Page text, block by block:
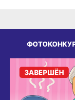
ЗАВЕРШЁН